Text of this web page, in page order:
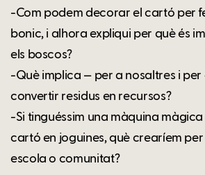
-Com podem decorar el cartó per
bonic, i alhora expliqui per què és
els boscos?
-Què implica — per a nosaltres i
convertir residus en recursos?
-Si tinguéssim una màquina
cartó en joguines, què crearíem
escola o comunitat?